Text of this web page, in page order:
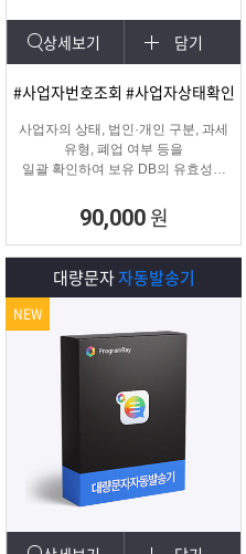
상세보기 담기
#사업자번호조회 #사업자상태확인
사업자의 상태, 법인·개인 구분, 과세
유형, 폐업 여부 등을
일괄 확인하여 보유 DB의 유효성을
프로그램
90,000 원
대량문자자동발송기
NEW